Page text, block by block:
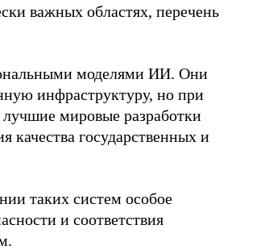
важных областях, перечень
моделями ИИ. Они
инфраструктуру, но при
лучшие мировые разработки
качества государственных и
таких систем особое
и соответствия